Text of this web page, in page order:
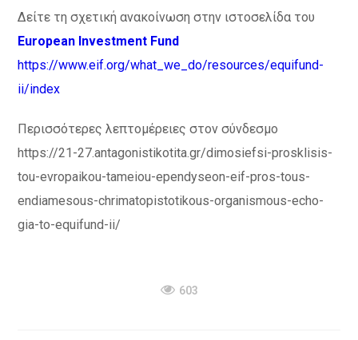
Δείτε τη σχετική ανακοίνωση στην ιστοσελίδα του
European Investment Fund
https://www.eif.org/what_we_do/resources/equifund-
ii/index
Περισσότερες λεπτομέρειες στον σύνδεσμο
https://21-27.antagonistikotita.gr/dimosiefsi-prosklisis-
tou-evropaikou-tameiou-ependyseon-eif-pros-tous-
endiamesous-chrimatopistotikous-organismous-echo-
gia-to-equifund-ii/
603